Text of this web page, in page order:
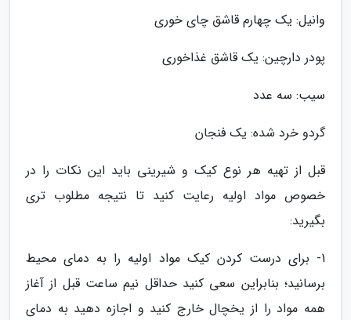
وانیل: یک چهارم قاشق چای خوری
پودر دارچین: یک قاشق غذاخوری
سیب: سه عدد
گردو خرد شده: یک فنجان
قبل از تهیه هر نوع کیک و شیرینی باید این نکات را در
خصوص مواد اولیه رعایت کنید تا نتیجه مطلوب تری
بگیرید:
1- برای درست کردن کیک مواد اولیه را به دمای محیط
برسانید؛ بنابراین سعی کنید حداقل نیم ساعت قبل از آغاز
همه مواد را از یخچال خارج کنید و اجازه دهید به دمای